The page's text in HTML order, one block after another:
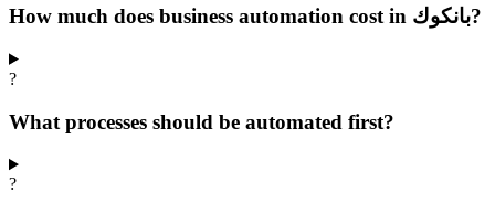
How much does business automation cost in بانكوك?
?
What processes should be automated first?
?